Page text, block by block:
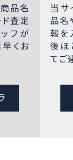
品名
査定
フが
くお
当サ
品名
報を
後ほ
てご